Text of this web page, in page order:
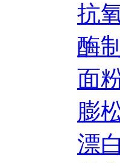
抗
酶
面
膨
漂